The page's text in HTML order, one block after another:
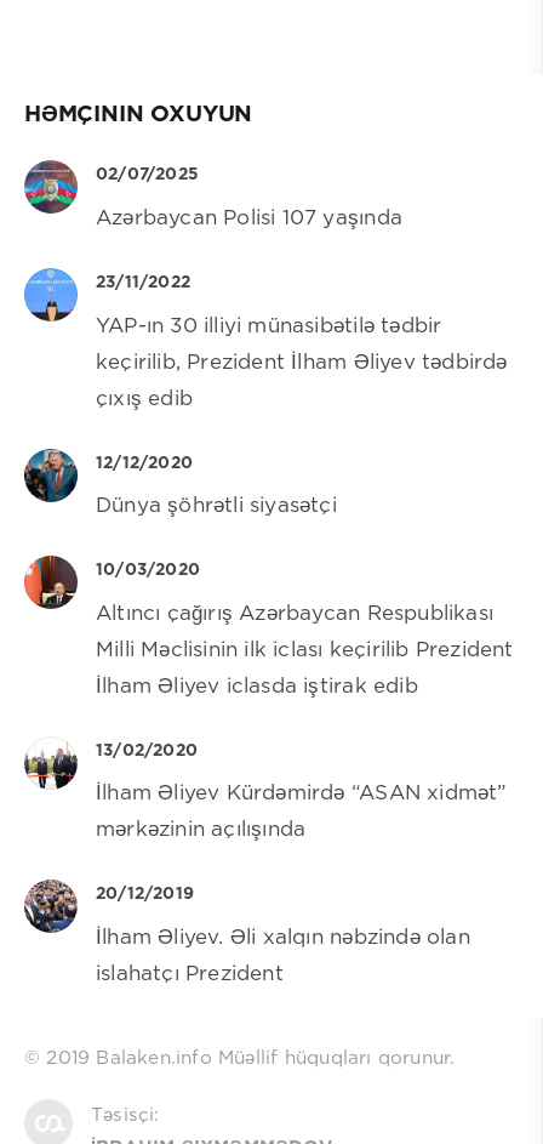
HƏMÇININ OXUYUN
02/07/2025
Azərbaycan Polisi 107 yaşında
23/11/2022
YAP-ın 30 illiyi münasibətilə tədbir
keçirilib, Prezident İlham Əliyev tədbirdə
çıxış edib
12/12/2020
Dünya şöhrətli siyasətçi
10/03/2020
Altıncı çağırış Azərbaycan Respublikası
Milli Məclisinin ilk iclası keçirilib Prezident
İlham Əliyev iclasda iştirak edib
13/02/2020
İlham Əliyev Kürdəmirdə “ASAN xidmət”
mərkəzinin açılışında
20/12/2019
İlham Əliyev. Əli xalqın nəbzində olan
islahatçı Prezident
© 2019 Balaken.info Müəllif hüquqları qorunur.
Təsisçi: